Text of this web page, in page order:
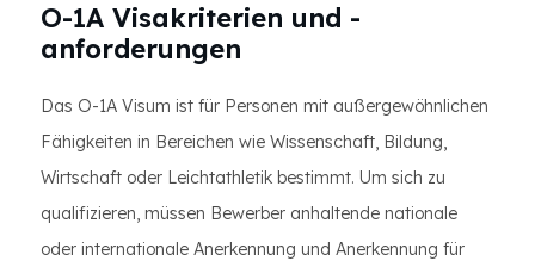
O-1A Visakriterien und -
anforderungen
Das O-1A Visum ist für Personen mit außergewöhnlichen
Fähigkeiten in Bereichen wie Wissenschaft, Bildung,
Wirtschaft oder Leichtathletik bestimmt. Um sich zu
qualifizieren, müssen Bewerber anhaltende nationale
oder internationale Anerkennung und Anerkennung für